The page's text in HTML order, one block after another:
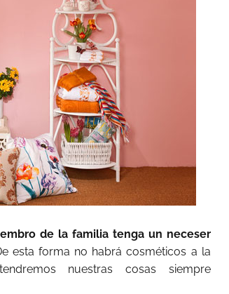
de la familia tenga un neceser
esta forma no habrá cosméticos a la
nuestras cosas siempre